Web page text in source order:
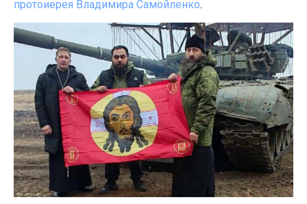
протоиерея Владимира Самойленко.